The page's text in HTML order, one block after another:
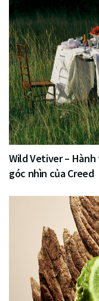
Wild Vetiver –
góc nhìn của Creed